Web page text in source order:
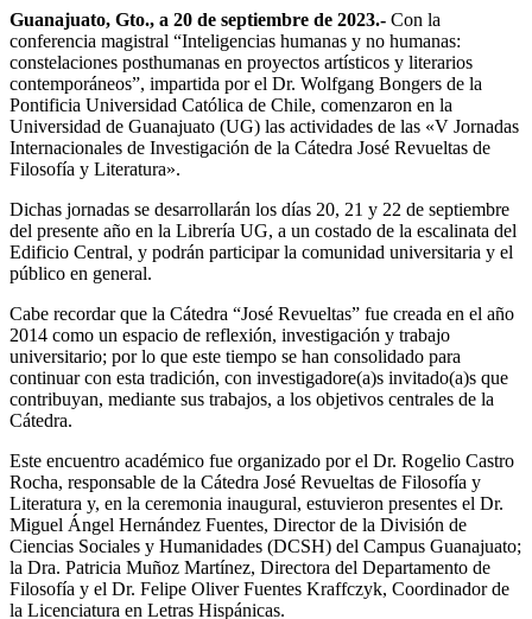
Guanajuato, Gto., a 20 de septiembre de 2023.- Con la
conferencia magistral “Inteligencias humanas y no humanas:
constelaciones posthumanas en proyectos artísticos y literarios
contemporáneos”, impartida por el Dr. Wolfgang Bongers de la
Pontificia Universidad Católica de Chile, comenzaron en la
Universidad de Guanajuato (UG) las actividades de las «V Jornadas
Internacionales de Investigación de la Cátedra José Revueltas de
Filosofía y Literatura».
Dichas jornadas se desarrollarán los días 20, 21 y 22 de septiembre
del presente año en la Librería UG, a un costado de la escalinata del
Edificio Central, y podrán participar la comunidad universitaria y el
público en general.
Cabe recordar que la Cátedra “José Revueltas” fue creada en el año
2014 como un espacio de reflexión, investigación y trabajo
universitario; por lo que este tiempo se han consolidado para
continuar con esta tradición, con investigadore(a)s invitado(a)s que
contribuyan, mediante sus trabajos, a los objetivos centrales de la
Cátedra.
Este encuentro académico fue organizado por el Dr. Rogelio Castro
Rocha, responsable de la Cátedra José Revueltas de Filosofía y
Literatura y, en la ceremonia inaugural, estuvieron presentes el Dr.
Miguel Ángel Hernández Fuentes, Director de la División de
Ciencias Sociales y Humanidades (DCSH) del Campus Guanajuato;
la Dra. Patricia Muñoz Martínez, Directora del Departamento de
Filosofía y el Dr. Felipe Oliver Fuentes Kraffczyk, Coordinador de
la Licenciatura en Letras Hispánicas.